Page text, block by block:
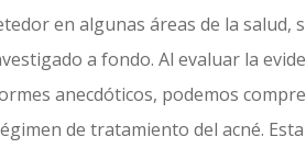
en algunas áreas de la salud,
a fondo. Al evaluar la
anecdóticos, podemos
de tratamiento del acné.